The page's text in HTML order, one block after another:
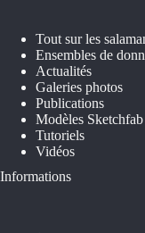
Tout sur les
Ensembles de
Actualités
Galeries photos
Publications
Modèles Sketchfab
Tutoriels
Vidéos
Informations